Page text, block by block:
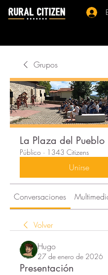
Grupos
La Plaza del Pueblo
Público · 1343 Citizens
Unirse
Conversaciones
Volver
Hugo
27 de enero de 2026
Presentación